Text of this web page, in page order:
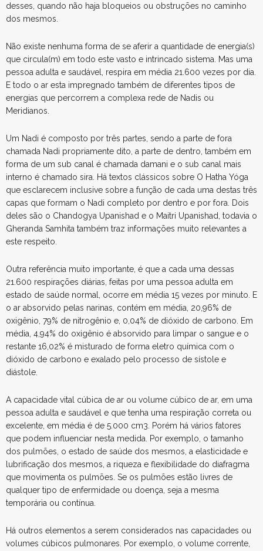
desses, quando não haja bloqueios ou obstruções no caminho
dos mesmos.
Não existe nenhuma forma de se aferir a quantidade de energia(s)
que circula(m) em todo este vasto e intrincado sistema. Mas uma
pessoa adulta e saudável, respira em média 21.600 vezes por dia.
E todo o ar esta impregnado também de diferentes tipos de
energias que percorrem a complexa rede de Nadis ou
Meridianos.
Um Nadi é composto por três partes, sendo a parte de fora
chamada Nadi propriamente dito, a parte de dentro, também em
forma de um sub canal é chamada damani e o sub canal mais
interno é chamado sira. Há textos clássicos sobre O Hatha Yóga
que esclarecem inclusive sobre a função de cada uma destas três
capas que formam o Nadi completo por dentro e por fora. Dois
deles são o Chandogya Upanishad e o Maitri Upanishad, todavia o
Gheranda Samhita também traz informações muito relevantes a
este respeito.
Outra referência muito importante, é que a cada uma dessas
21.600 respirações diárias, feitas por uma pessoa adulta em
estado de saúde normal, ocorre em média 15 vezes por minuto. E
o ar absorvido pelas narinas, contém em média, 20,96% de
oxigênio, 79% de nitrogênio e, 0,04% de dióxido de carbono. Em
média, 4,94% do oxigênio é absorvido para limpar o sangue e o
restante 16,02% é misturado de forma eletro química com o
dióxido de carbono e exalado pelo processo de sístole e
diástole.
A capacidade vital cúbica de ar ou volume cúbico de ar, em uma
pessoa adulta e saudável e que tenha uma respiração correta ou
excelente, em média é de 5.000 cm3. Porém há vários fatores
que podem influenciar nesta medida. Por exemplo, o tamanho
dos pulmões, o estado de saúde dos mesmos, a elasticidade e
lubrificação dos mesmos, a riqueza e flexibilidade do diafragma
que movimenta os pulmões. Se os pulmões estão livres de
qualquer tipo de enfermidade ou doença, seja a mesma
temporária ou contínua.
Há outros elementos a serem considerados nas capacidades ou
volumes cúbicos pulmonares. Por exemplo, o volume corrente,